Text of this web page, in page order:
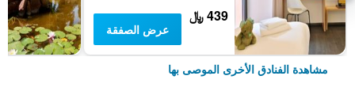
439 ﷼
عرض الصفقة
مشاهدة الفنادق الأخرى الموصى بها